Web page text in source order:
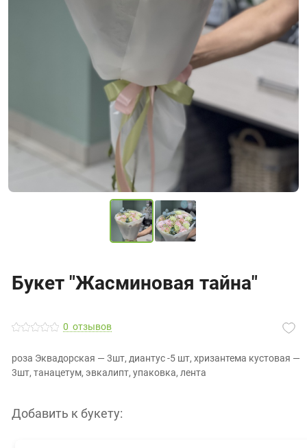
Букет "Жасминовая тайна"
0 отзывов
роза Эквадорская — 3шт, диантус -5 шт, хризантема кустовая —
3шт, танацетум, эвкалипт, упаковка, лента
Добавить к букету: